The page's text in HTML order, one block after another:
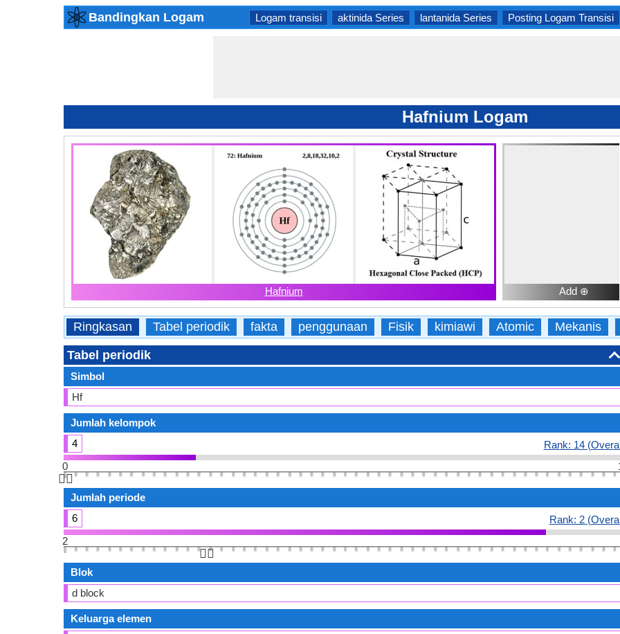
Bandingkan Logam Logam transisi aktinida Series lantanida Series Posting Logam Transisi
Hafnium Logam
Hafnium Add ⊕
Ringkasan Tabel periodik fakta penggunaan Fisik kimiawi Atomic Mekanis
Tabel periodik
Simbol
Hf
Jumlah kelompok
4
Rank: 14
0
👆🏻
Jumlah periode
6
Rank: 2
2
👆🏻
Blok
d block
Keluarga elemen